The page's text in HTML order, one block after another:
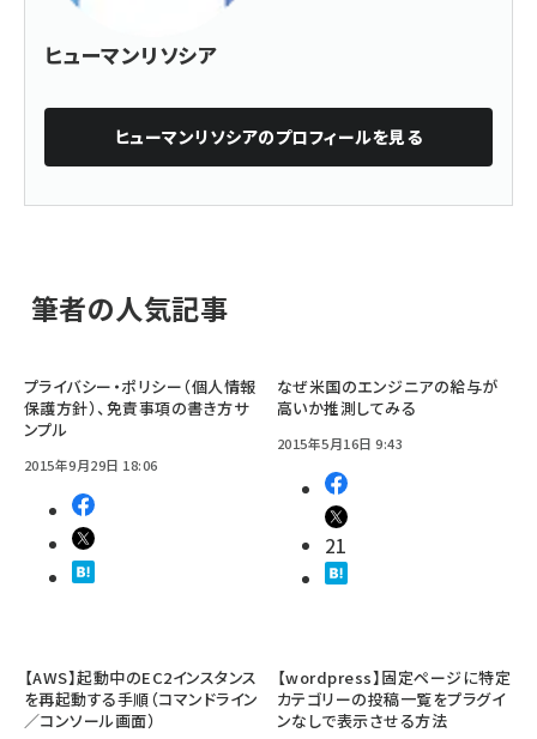
ヒューマンリソシア
ヒューマンリソシアのプロフィールを見る
筆者の人気記事
プライバシー・ポリシー（個人情報
保護方針）、免責事項の書き方サ
ンプル
2015年9月29日 18:06
なぜ米国のエンジニアの給与が
高いか推測してみる
2015年5月16日 9:43
21
【AWS】起動中のEC2インスタンス
を再起動する手順（コマンドライン
／コンソール画面）
【wordpress】固定ページに特定
カテゴリーの投稿一覧をプラグイ
ンなしで表示させる方法